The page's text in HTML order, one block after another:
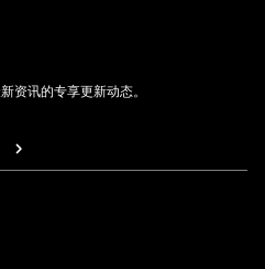
资讯的专享更新动态。